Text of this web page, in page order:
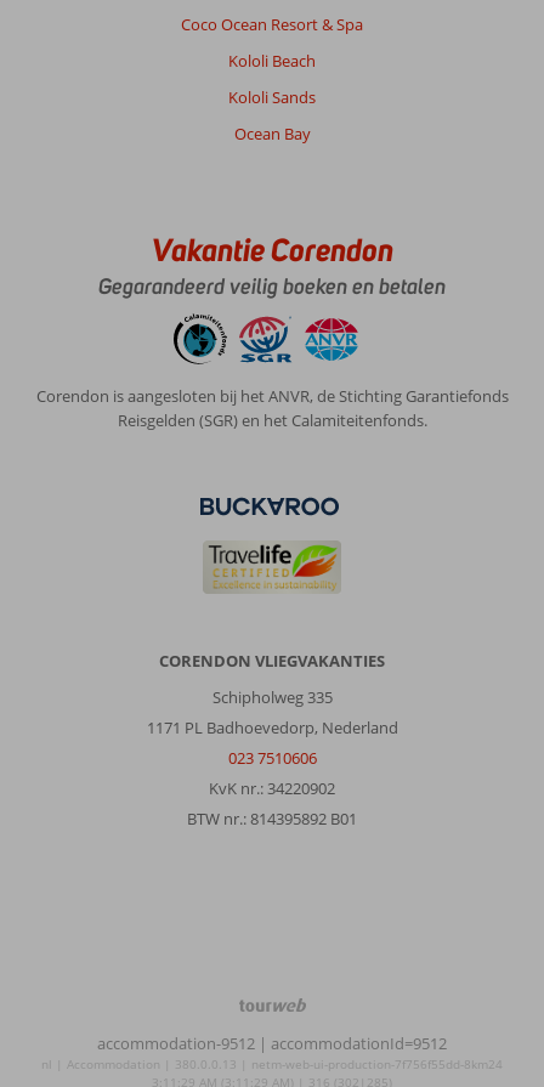
Coco Ocean Resort & Spa
Kololi Beach
Kololi Sands
Ocean Bay
Vakantie Corendon
Gegarandeerd veilig boeken en betalen
Corendon is aangesloten bij het ANVR, de Stichting Garantiefonds
Reisgelden (SGR) en het Calamiteitenfonds.
CORENDON VLIEGVAKANTIES
Schipholweg 335
1171 PL Badhoevedorp, Nederland
023 7510606
KvK nr.: 34220902
BTW nr.: 814395892 B01
TourWeb
NetMatch
accommodation-9512 | accommodationId=9512
nl | Accommodation | 380.0.0.13 | netm-web-ui-production-7f756f55dd-8km24
3:11:29 AM (3:11:29 AM) | 316 (302|285)